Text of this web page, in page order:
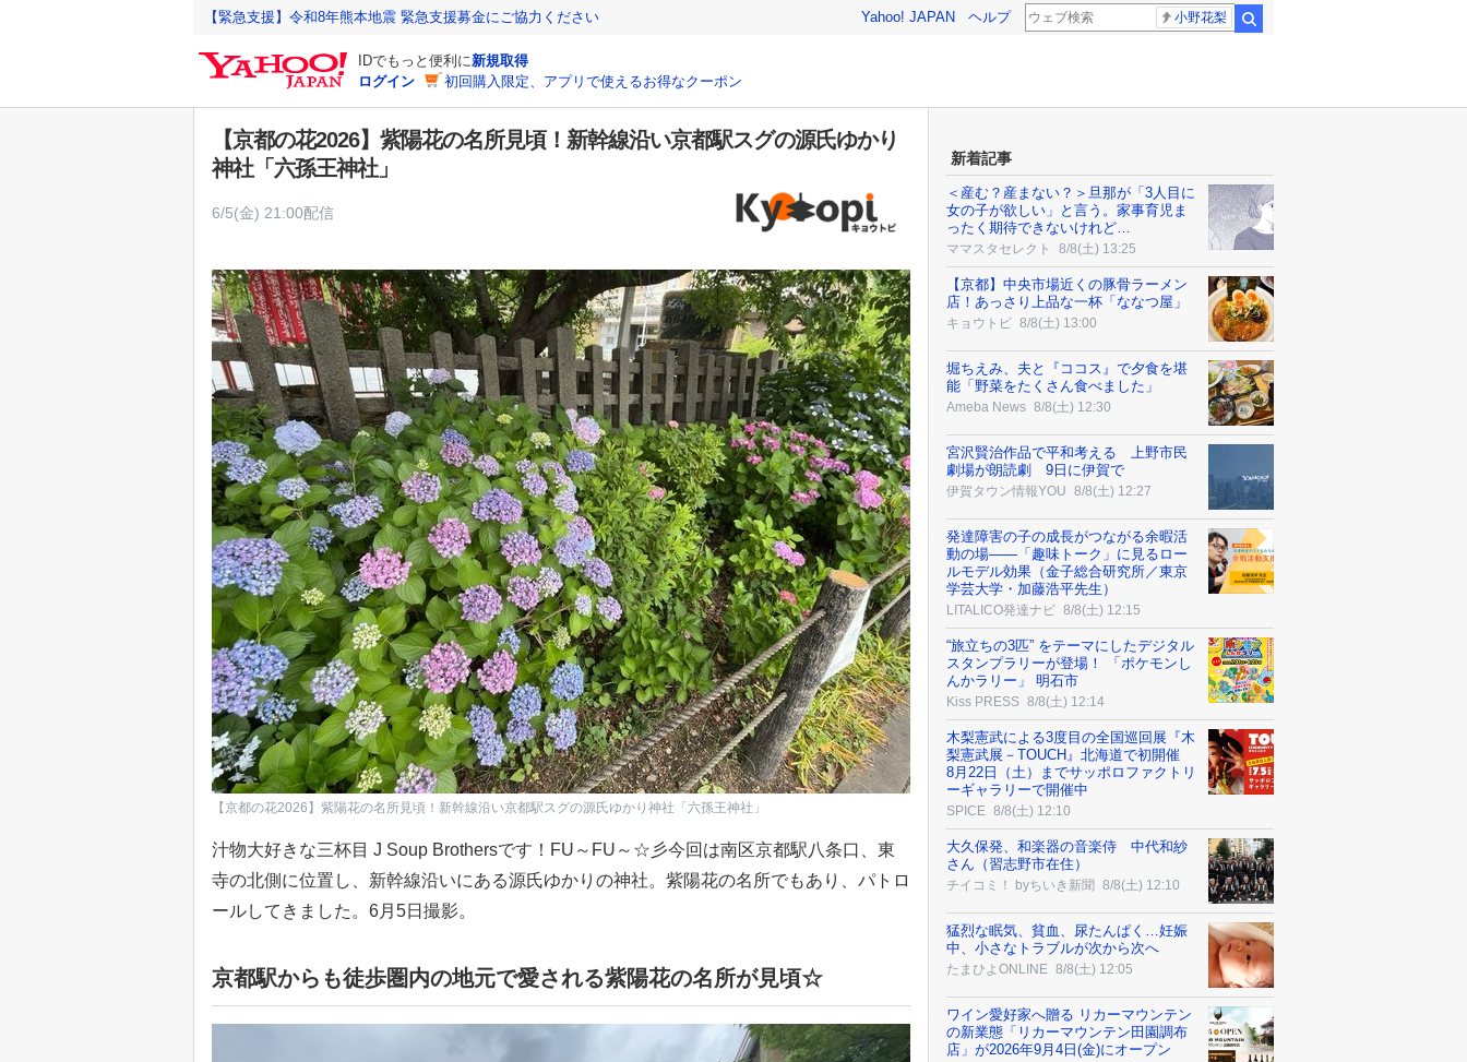
【緊急支援】令和8年熊本地震 緊急支援募金にご協力ください Yahoo! JAPAN ヘルプ 小野花梨
IDでもっと便利に新規取得
ログイン
初回購入限定、アプリで使えるお得なクーポン
【京都の花2026】紫陽花の名所見頃！新幹線沿い京都駅スグの源氏ゆかり
神社「六孫王神社」
6/5(金) 21:00配信
【京都の花2026】紫陽花の名所見頃！新幹線沿い京都駅スグの源氏ゆかり神社「六孫王神社」
汁物大好きな三杯目 J Soup Brothersです！FU～FU～☆彡今回は南区京都駅八条口、東
寺の北側に位置し、新幹線沿いにある源氏ゆかりの神社。紫陽花の名所でもあり、パトロ
ールしてきました。6月5日撮影。
京都駅からも徒歩圏内の地元で愛される紫陽花の名所が見頃☆
新着記事
＜産む？産まない？＞旦那が「3人目に
女の子が欲しい」と言う。家事育児ま
ったく期待できないけれど…
ママスタセレクト 8/8(土) 13:25
【京都】中央市場近くの豚骨ラーメン
店！あっさり上品な一杯「ななつ屋」
キョウトピ 8/8(土) 13:00
堀ちえみ、夫と『ココス』で夕食を堪
能「野菜をたくさん食べました」
Ameba News 8/8(土) 12:30
宮沢賢治作品で平和考える 上野市民
劇場が朗読劇 9日に伊賀で
伊賀タウン情報YOU 8/8(土) 12:27
発達障害の子の成長がつながる余暇活
動の場――「趣味トーク」に見るロー
ルモデル効果（金子総合研究所／東京
学芸大学・加藤浩平先生）
LITALICO発達ナビ 8/8(土) 12:15
“旅立ちの3匹” をテーマにしたデジタル
スタンプラリーが登場！ 「ポケモンし
んかラリー」 明石市
Kiss PRESS 8/8(土) 12:14
木梨憲武による3度目の全国巡回展『木
梨憲武展－TOUCH』北海道で初開催
8月22日（土）までサッポロファクトリ
ーギャラリーで開催中
SPICE 8/8(土) 12:10
大久保発、和楽器の音楽侍 中代和紗
さん（習志野市在住）
チイコミ！ byちいき新聞 8/8(土) 12:10
猛烈な眠気、貧血、尿たんぱく…妊娠
中、小さなトラブルが次から次へ
たまひよONLINE 8/8(土) 12:05
ワイン愛好家へ贈る リカーマウンテン
の新業態「リカーマウンテン田園調布
店」が2026年9月4日(金)にオープン